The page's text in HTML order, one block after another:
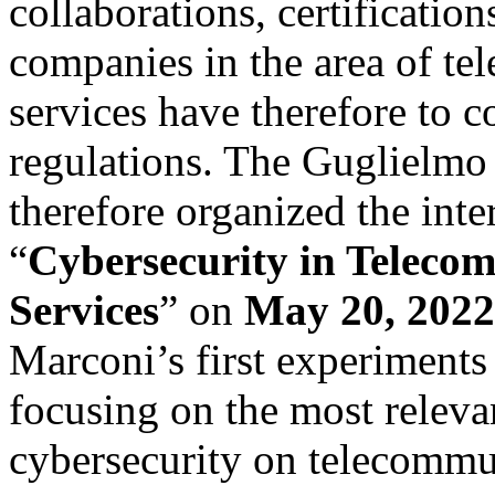
collaborations,
companies in the area of
services have therefore to
regulations. The
therefore organized the
“Cybersecurity in
Services” on May 20, 2022
Marconi’s first
focusing on the most
cybersecurity on